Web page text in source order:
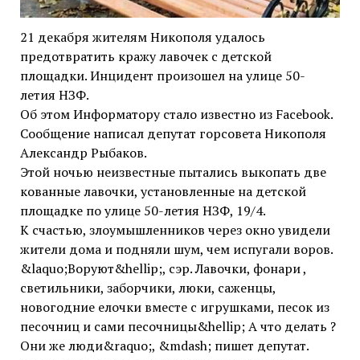
21 декабря жителям Никополя удалось
предотвратить кражу лавочек с детской
площадки. Инцидент произошел на улице 50-
летия НЗФ.
Об этом Информатору стало известно из Facebook.
Сообщение написал депутат горсовета Никополя
Александр Рыбаков.
Этой ночью неизвестные пытались выкопать две
кованные лавочки, установленные на детской
площадке по улице 50-летия НЗФ, 19/4.
К счастью, злоумышленников через окно увидели
жители дома и подняли шум, чем испугали воров.
&laquo;Воруют&hellip;, сэр. Лавочки, фонари ,
светильники, заборчики, люки, саженцы,
новогодние елочки вместе с игрушками, песок из
песочниц и сами песочницы&hellip; А что делать ?
Они же люди&raquo;, &mdash; пишет депутат.